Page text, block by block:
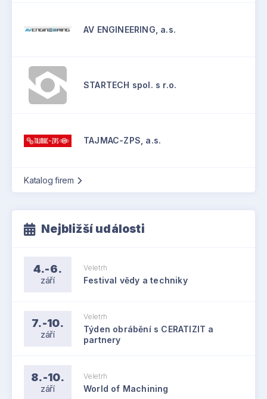
AV ENGINEERING, a.s.
STARTECH spol. s r.o.
TAJMAC-ZPS, a.s.
Katalog firem
Nejbližší události
4.-6.
září
Veletrh
Festival vědy a techniky
7.-10.
září
Veletrh
Týden obrábění s CERATIZIT a
partnery
8.-10.
září
Veletrh
World of Machining